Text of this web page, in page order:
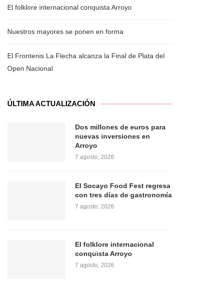
El folklore internacional conquista Arroyo
Nuestros mayores se ponen en forma
El Frontenis La Flecha alcanza la Final de Plata del
Open Nacional
ÚLTIMA ACTUALIZACIÓN
Dos millones de euros para
nuevas inversiones en
Arroyo
7 agosto, 2026
El Socayo Food Fest regresa
con tres días de gastronomía
7 agosto, 2026
El folklore internacional
conquista Arroyo
7 agosto, 2026